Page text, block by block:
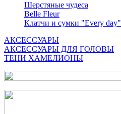
Шерстяные чудеса
Belle Fleur
Клатчи и сумки "Every day"
АКСЕССУАРЫ
АКСЕССУАРЫ ДЛЯ ГОЛОВЫ
ТЕНИ ХАМЕЛИОНЫ